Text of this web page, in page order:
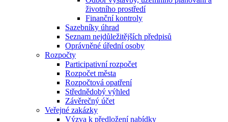
životního prostředí
Finanční kontroly
Sazebníky úhrad
Seznam nejdůležitějších předpisů
Oprávněné úřední osoby
Rozpočty
Participativní rozpočet
Rozpočet města
Rozpočtová opatření
Střednědobý výhled
Závěrečný účet
Veřejné zakázky
Výzva k předložení nabídky